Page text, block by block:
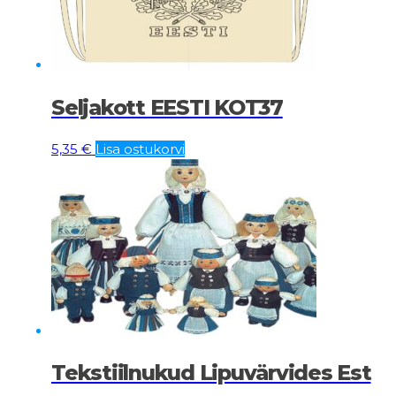
Seljakott EESTI KOT37
5,35 € Lisa ostukorvi
Tekstiilnukud Lipuvärvides Est